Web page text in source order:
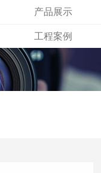
产品展示
工程案例